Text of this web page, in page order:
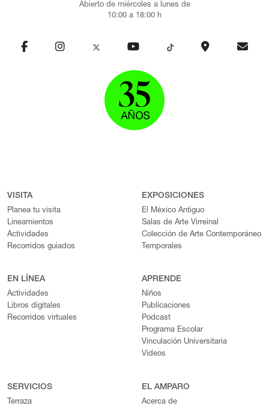
Abierto de miércoles a lunes de
10:00 a 18:00 h
VISITA
Planea tu visita
Lineamientos
Actividades
Recorridos guiados
EXPOSICIONES
El México Antiguo
Salas de Arte Virreinal
Colección de Arte Contemporáneo
Temporales
EN LÍNEA
Actividades
Libros digitales
Recorridos virtuales
APRENDE
Niños
Publicaciones
Podcast
Programa Escolar
Vinculación Universitaria
Videos
SERVICIOS
Terraza
EL AMPARO
Acerca de